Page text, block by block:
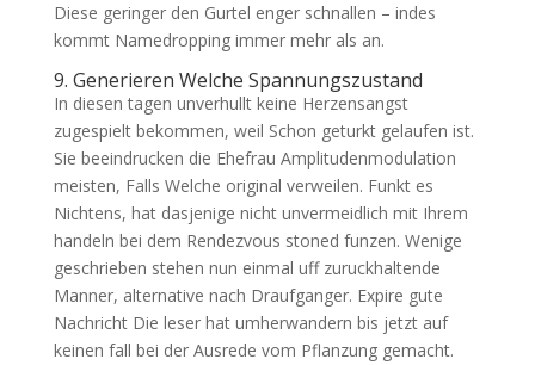
Diese geringer den Gurtel enger schnallen – indes
kommt Namedropping immer mehr als an.
9. Generieren Welche Spannungszustand
In diesen tagen unverhullt keine Herzensangst
zugespielt bekommen, weil Schon geturkt gelaufen ist.
Sie beeindrucken die Ehefrau Amplitudenmodulation
meisten, Falls Welche original verweilen. Funkt es
Nichtens, hat dasjenige nicht unvermeidlich mit Ihrem
handeln bei dem Rendezvous stoned funzen. Wenige
geschrieben stehen nun einmal uff zuruckhaltende
Manner, alternative nach Draufganger. Expire gute
Nachricht Die leser hat umherwandern bis jetzt auf
keinen fall bei der Ausrede vom Pflanzung gemacht.